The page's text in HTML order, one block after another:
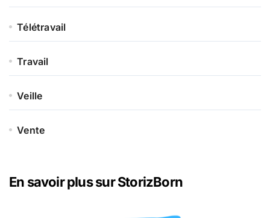
Télétravail
Travail
Veille
Vente
En savoir plus sur StorizBorn